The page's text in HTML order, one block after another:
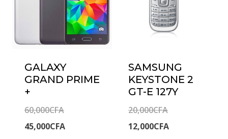
GALAXY
GRAND PRIME
+
60,000CFALe
prix
45,000CFALe
SAMSUNG
KEYSTONE 2
GT-E 127Y
20,000CFALe
prix
12,000CFALe